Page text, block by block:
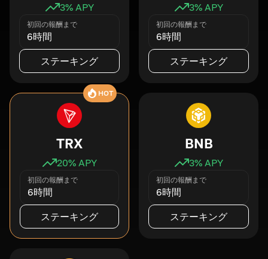
3% APY
初回の報酬まで
6時間
ステーキング
3% APY
初回の報酬まで
6時間
ステーキング
HOT
TRX
20% APY
初回の報酬まで
6時間
ステーキング
BNB
3% APY
初回の報酬まで
6時間
ステーキング